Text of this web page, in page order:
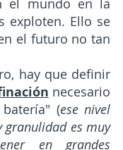
el mundo en la
exploten. Ello se
el futuro no tan
hay que definir
necesario
(ese nivel
granulidad es muy
en grandes